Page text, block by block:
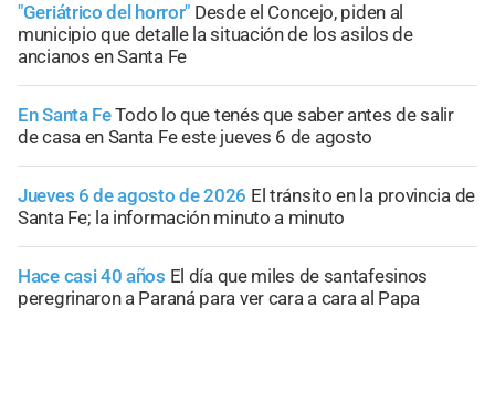
"Geriátrico del horror" Desde el Concejo, piden al
municipio que detalle la situación de los asilos de
ancianos en Santa Fe
En Santa FeTodo lo que tenés que saber antes de salir
de casa en Santa Fe este jueves 6 de agosto
Jueves 6 de agosto de 2026 El tránsito en la provincia de
Santa Fe; la información minuto a minuto
Hace casi 40 años El día que miles de santafesinos
peregrinaron a Paraná para ver cara a cara al Papa